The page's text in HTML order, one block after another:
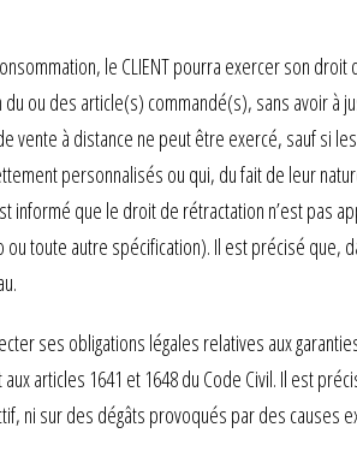
le CLIENT pourra exercer son
ou des article(s) commandé(s), sans avoir à
vente à distance ne peut être exercé, sauf si
personnalisés ou qui, du fait de leur
informé que le droit de rétractation n’est pas
toute autre spécification). Il est précisé que,
ses obligations légales relatives aux
articles 1641 et 1648 du Code Civil. Il est
ni sur des dégâts provoqués par des causes